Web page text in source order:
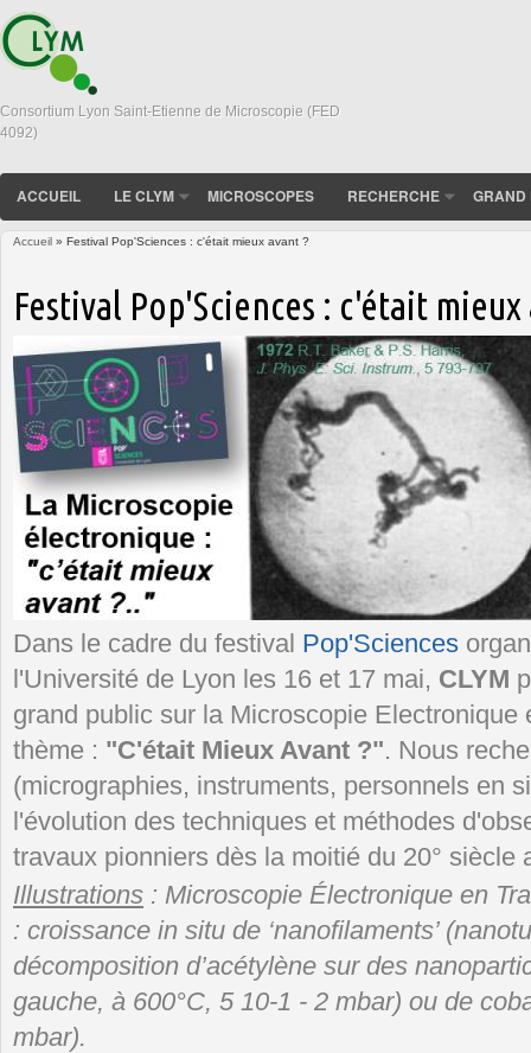
Consortium Lyon Saint-Etienne de Microscopie (FED
4092)
ACCUEIL LE CLYM MICROSCOPES RECHERCHE GRAND
Accueil » Festival Pop'Sciences : c'était mieux avant ?
Festival Pop'Sciences : c'était mieux
Dans le cadre du festival Pop'Sciences
l'Université de Lyon les 16 et 17 mai, CLYM
grand public sur la Microscopie Electronique
thème : "C'était Mieux Avant ?". Nous
(micrographies, instruments, personnels en
l'évolution des techniques et méthodes
travaux pionniers dès la moitié du 20° siècle
Illustrations : Microscopie Électronique en
: croissance in situ de ‘nanofilaments’
décomposition d’acétylène sur des
gauche, à 600°C, 5 10-1 - 2 mbar) ou de
mbar).